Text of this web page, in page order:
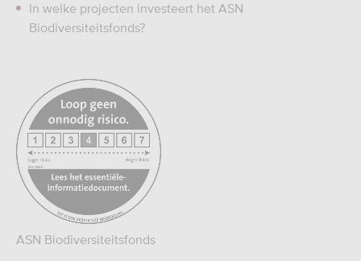
In welke projecten investeert het ASN
Biodiversiteitsfonds?
https://www.afm.nl/nl-
nl/sector/themas/dienstverlening-
aan-
consumenten/informatieverstrekking/risicometer-
eid
ASN Biodiversiteitsfonds